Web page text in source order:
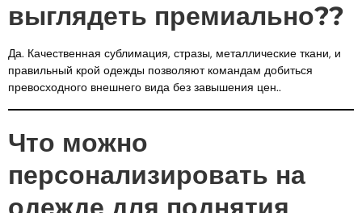
выглядеть премиально??
Да. Качественная сублимация, стразы, металлические ткани, и
правильный крой одежды позволяют командам добиться
превосходного внешнего вида без завышения цен..
Что можно
персонализировать на